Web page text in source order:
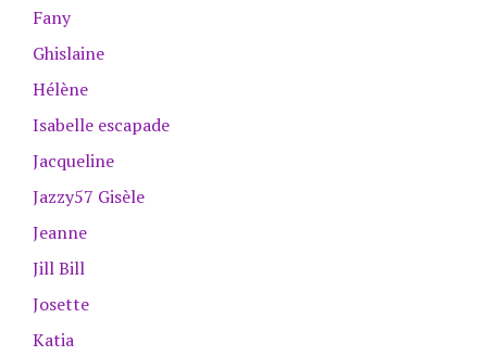
Fany
Ghislaine
Hélène
Isabelle escapade
Jacqueline
Jazzy57 Gisèle
Jeanne
Jill Bill
Josette
Katia